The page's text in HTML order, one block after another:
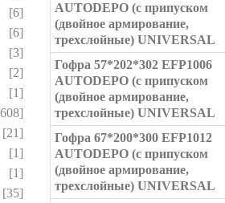
[6]
[6]
[3]
[2]
[1]
[21]
[1]
[1]
[35]
AUTODEPO (с припуском
(двойное армирование,
трехслойные) UNIVERSAL
Гофра 57*202*302 EFP1006
AUTODEPO (с припуском
(двойное армирование,
трехслойные) UNIVERSAL
Гофра 67*200*300 EFP1012
AUTODEPO (с припуском
(двойное армирование,
трехслойные) UNIVERSAL